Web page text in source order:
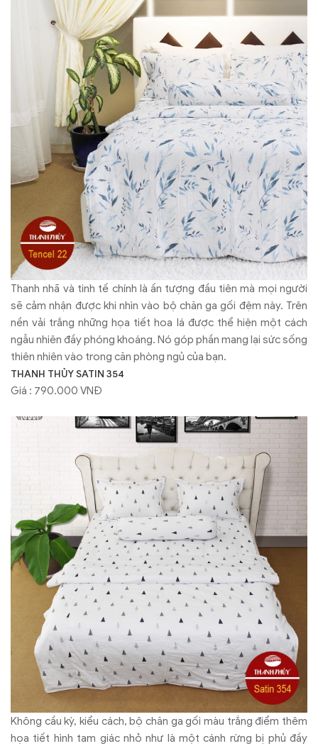
Thanh nhã và tinh tế chính là ấn tượng đầu tiên mà mọi người
sẽ cảm nhận được khi nhìn vào bộ chăn ga gối đệm này. Trên
nền vải trắng những họa tiết hoa lá được thể hiện một cách
ngẫu nhiên đầy phóng khoáng. Nó góp phần mang lại sức sống
thiên nhiên vào trong căn phòng ngủ của bạn.
THANH THỦY SATIN 354
Giá : 790.000 VNĐ
Không cầu kỳ, kiểu cách, bộ chăn ga gối màu trắng điểm thêm
họa tiết hình tam giác nhỏ như là một cánh rừng bị phủ đầy